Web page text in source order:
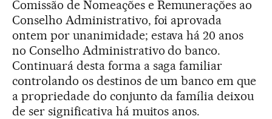
Comissão de Nomeações e Remunerações ao
Conselho Administrativo, foi aprovada
ontem por unanimidade; estava há 20 anos
no Conselho Administrativo do banco.
Continuará desta forma a saga familiar
controlando os destinos de um banco em que
a propriedade do conjunto da família deixou
de ser significativa há muitos anos.